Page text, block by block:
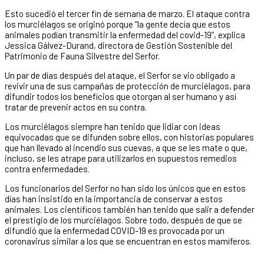
Esto sucedió el tercer fin de semana de marzo. El ataque contra
los murciélagos se originó porque “la gente decía que estos
animales podían transmitir la enfermedad del covid-19”, explica
Jessica Gálvez-Durand, directora de Gestión Sostenible del
Patrimonio de Fauna Silvestre del Serfor.
Un par de días después del ataque, el Serfor se vio obligado a
revivir una de sus campañas de protección de murciélagos, para
difundir todos los beneficios que otorgan al ser humano y así
tratar de prevenir actos en su contra.
Los murciélagos siempre han tenido que lidiar con ideas
equivocadas que se difunden sobre ellos, con historias populares
que han llevado al incendio sus cuevas, a que se les mate o que,
incluso, se les atrape para utilizarlos en supuestos remedios
contra enfermedades.
Los funcionarios del Serfor no han sido los únicos que en estos
días han insistido en la importancia de conservar a estos
animales. Los científicos también han tenido que salir a defender
el prestigio de los murciélagos. Sobre todo, después de que se
difundió que la enfermedad COVID-19 es provocada por un
coronavirus similar a los que se encuentran en estos mamíferos.